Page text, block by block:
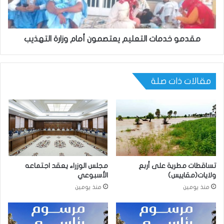
مقدمو خدمات التعليم يعتصمون أمام وزارة التهذيب
مقالات ذات صلة
تساقطات مطرية على أربع
ولايات(مقاييس)
منذ يومين
مجلس الوزراء يعقد اجتماعه
الأسبوعي
منذ يومين